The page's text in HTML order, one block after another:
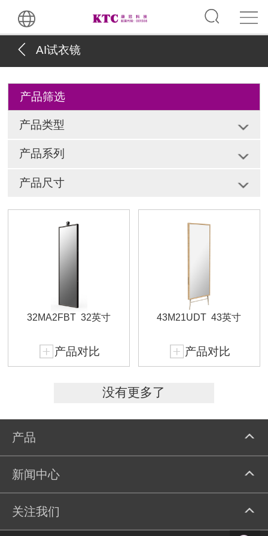
AI试衣镜
产品筛选
产品类型
产品系列
产品尺寸
32MA2FBT 32英寸
产品对比
43M21UDT 43英寸
产品对比
没有更多了
产品
新闻中心
关注我们